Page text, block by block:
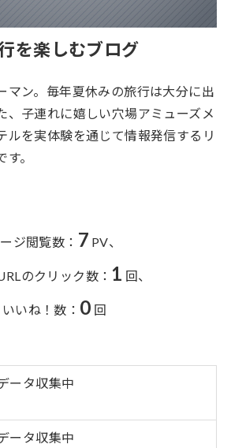
を楽しむブログ
マン。毎年夏休みの旅行は大分に出
、子連れに嬉しい穴場アミューズメ
ルを実体験を通じて情報発信するリ
。
ジ閲覧数： 7 PV、
のクリック数： 1 回、
いいね！数： 0 回
ータ収集中
ータ収集中